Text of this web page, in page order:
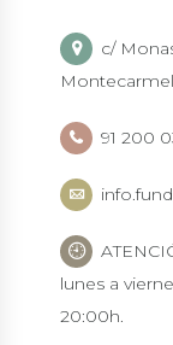
c/
91 200
lunes a
20:00h.